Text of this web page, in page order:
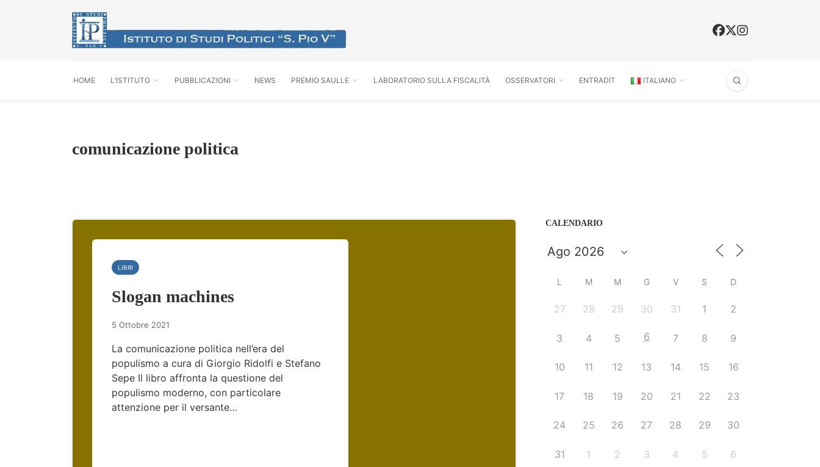
HOME L’ISTITUTO PUBBLICAZIONI NEWS PREMIO SAULLE LABORATORIO SULLA FISCALITÀ OSSERVATORI ENTRADIT ITALIANO
comunicazione politica
LIBRI
Slogan machines
5 Ottobre 2021
La comunicazione politica nell’era del
populismo a cura di Giorgio Ridolfi e Stefano
Sepe Il libro affronta la questione del
populismo moderno, con particolare
attenzione per il versante…
CALENDARIO
L M M G V S D
27 28 29 30 31 1 2
3 4 5 6 7 8 9
10 11 12 13 14 15 16
17 18 19 20 21 22 23
24 25 26 27 28 29 30
31 1 2 3 4 5 6